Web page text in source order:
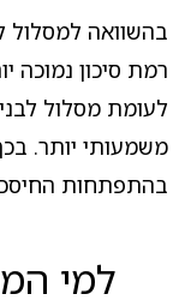
רמת סיכון נמוכה
משמעותי יותר.
בהתפתחות
למי